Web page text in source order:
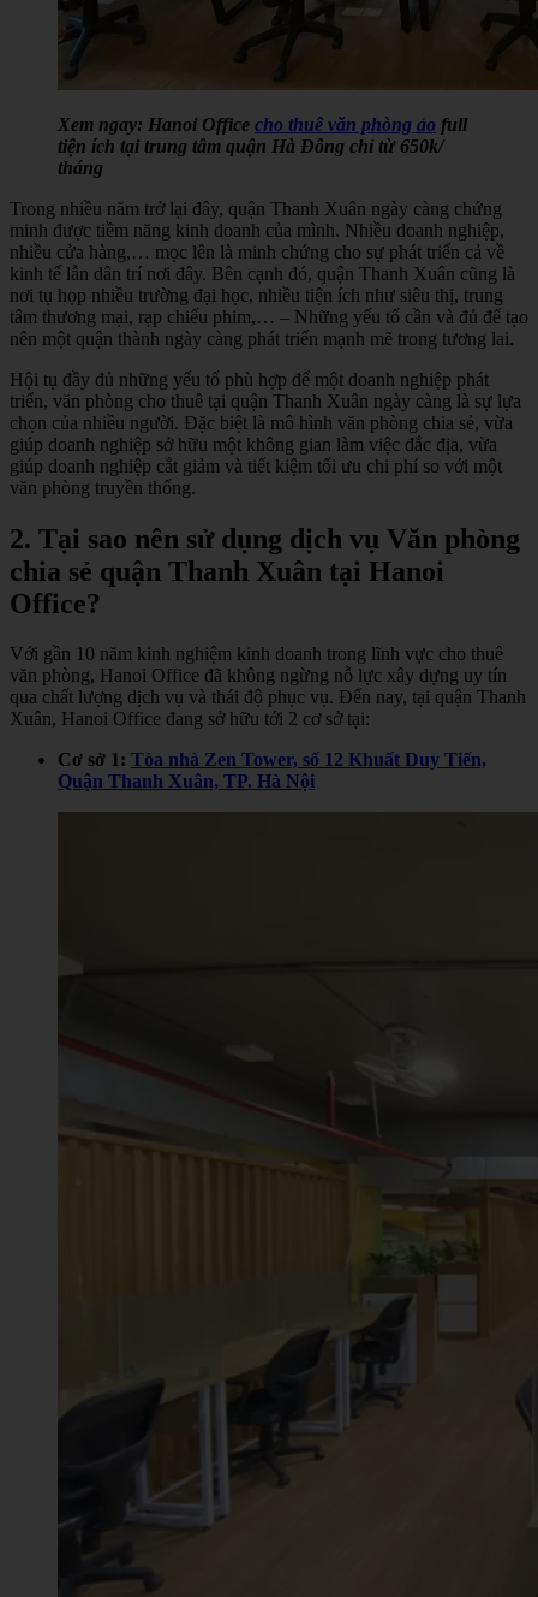
Xem ngay: Hanoi Office cho thuê văn phòng ảo full
tiện ích tại trung tâm quận Hà Đông chỉ từ 650k/
tháng
Trong nhiều năm trở lại đây, quận Thanh Xuân ngày càng chứng
minh được tiềm năng kinh doanh của mình. Nhiều doanh nghiệp,
nhiều cửa hàng,… mọc lên là minh chứng cho sự phát triển cả về
kinh tế lẫn dân trí nơi đây. Bên cạnh đó, quận Thanh Xuân cũng là
nơi tụ họp nhiều trường đại học, nhiều tiện ích như siêu thị, trung
tâm thương mại, rạp chiếu phim,… – Những yếu tố cần và đủ để tạo
nên một quận thành ngày càng phát triển mạnh mẽ trong tương lai.
Hội tụ đầy đủ những yếu tố phù hợp để một doanh nghiệp phát
triển, văn phòng cho thuê tại quận Thanh Xuân ngày càng là sự lựa
chọn của nhiều người. Đặc biệt là mô hình văn phòng chia sẻ, vừa
giúp doanh nghiệp sở hữu một không gian làm việc đắc địa, vừa
giúp doanh nghiệp cắt giảm và tiết kiệm tối ưu chi phí so với một
văn phòng truyền thống.
2. Tại sao nên sử dụng dịch vụ Văn phòng
chia sẻ quận Thanh Xuân tại Hanoi
Office?
Với gần 10 năm kinh nghiệm kinh doanh trong lĩnh vực cho thuê
văn phòng, Hanoi Office đã không ngừng nỗ lực xây dựng uy tín
qua chất lượng dịch vụ và thái độ phục vụ. Đến nay, tại quận Thanh
Xuân, Hanoi Office đang sở hữu tới 2 cơ sở tại:
Cơ sở 1: Tòa nhà Zen Tower, số 12 Khuất Duy Tiến,
Quận Thanh Xuân, TP. Hà Nội